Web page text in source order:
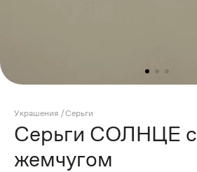
Украшения /Серьги
Серьги СОЛНЦЕ с
жемчугом